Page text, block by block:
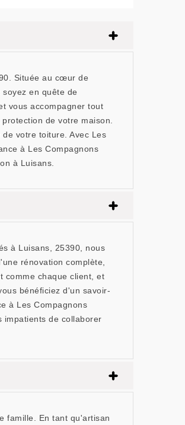
Située au cœur de
en quête de
vous accompagner tout
de votre maison.
votre toiture. Avec Les
à Les Compagnons
à Luisans.
à Luisans, 25390, nous
rénovation complète,
comme chaque client, et
bénéficiez d'un savoir-
à Les Compagnons
impatients de collaborer
famille. En tant qu'artisan